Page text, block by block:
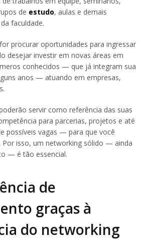
de estudo, aulas e demais
faculdade.
procurar oportunidades para ingressar
desejar investir em novas áreas em
conhecidos — que já integram sua
anos — atuando em empresas,
servir como referência das suas
para parcerias, projetos e até
possíveis vagas — para que você
Por isso, um networking sólido — ainda
— é tão essencial.
de
graças à
do networking